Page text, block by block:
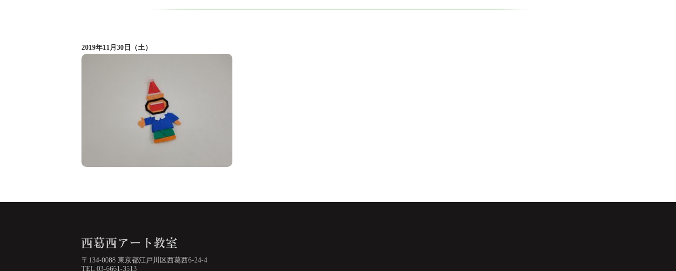
2019年11月30日（土）
〒134-0088 東京都江戸川区西葛西6-24-4
TEL 03-6661-3513